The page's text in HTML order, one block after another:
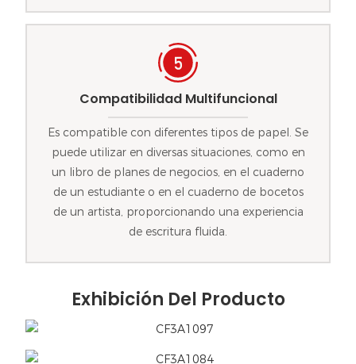
Compatibilidad Multifuncional
Es compatible con diferentes tipos de papel. Se
puede utilizar en diversas situaciones, como en
un libro de planes de negocios, en el cuaderno
de un estudiante o en el cuaderno de bocetos
de un artista, proporcionando una experiencia
de escritura fluida.
Exhibición Del Producto